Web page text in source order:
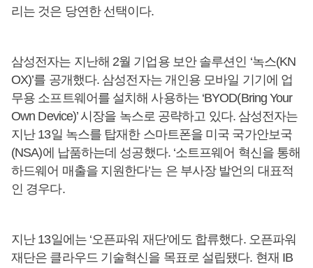
리는 것은 당연한 선택이다.
삼성전자는 지난해 2월 기업용 보안 솔루션인 ‘녹스(KN
OX)’를 공개했다. 삼성전자는 개인용 모바일 기기에 업
무용 소프트웨어를 설치해 사용하는 ‘BYOD(Bring Your
Own Device)’ 시장을 녹스로 공략하고 있다. 삼성전자는
지난 13일 녹스를 탑재한 스마트폰을 미국 국가안보국
(NSA)에 납품하는데 성공했다. ‘소트프웨어 혁신을 통해
하드웨어 매출을 지원한다’는 은 부사장 발언의 대표적
인 경우다.
지난 13일에는 ‘오픈파워 재단’에도 합류했다. 오픈파워
재단은 클라우드 기술혁신을 목표로 설립됐다. 현재 IB